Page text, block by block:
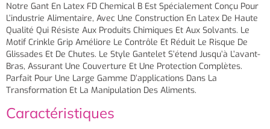
Notre Gant En Latex FD Chemical B Est Spécialement Conçu Pour
L’industrie Alimentaire, Avec Une Construction En Latex De Haute
Qualité Qui Résiste Aux Produits Chimiques Et Aux Solvants. Le
Motif Crinkle Grip Améliore Le Contrôle Et Réduit Le Risque De
Glissades Et De Chutes. Le Style Gantelet S’étend Jusqu’à L’avant-
Bras, Assurant Une Couverture Et Une Protection Complètes.
Parfait Pour Une Large Gamme D’applications Dans La
Transformation Et La Manipulation Des Aliments.
Caractéristiques